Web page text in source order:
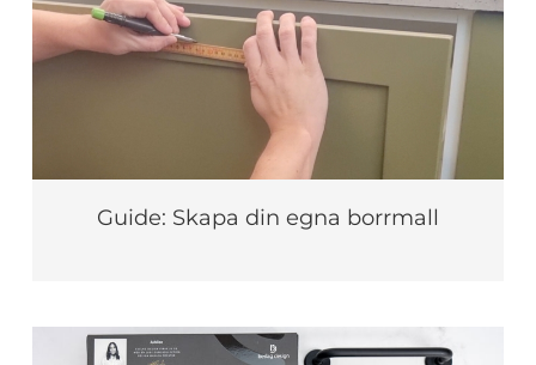
Guide: Skapa din egna borrmall